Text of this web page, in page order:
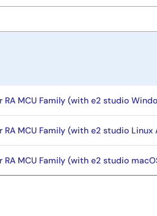
RA MCU Family (with e2 studio
MCU Family (with e2 studio Linux
MCU Family (with e2 studio